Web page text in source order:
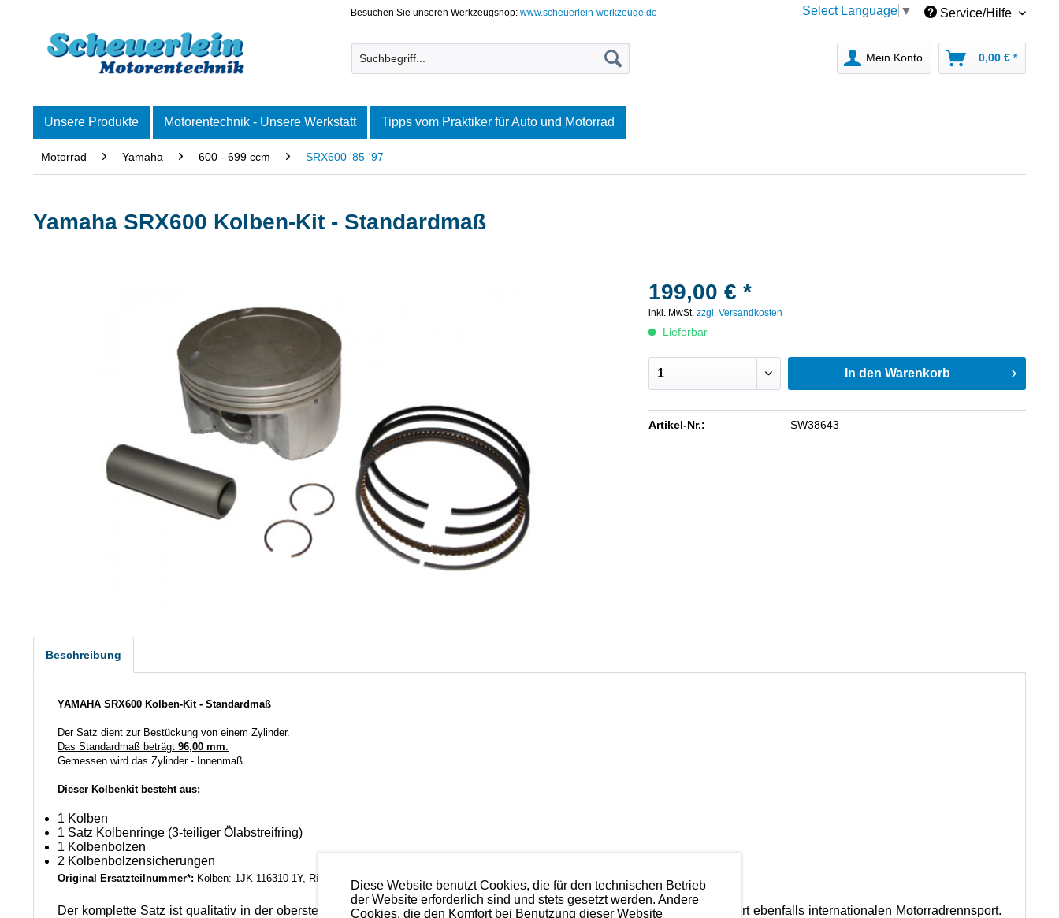
Besuchen Sie unseren Werkzeugshop:www.scheuerlein-werkzeuge.de Select Language ▼ Service/Hilfe
Mein Konto 0,00 € *
Unsere Produkte Motorentechnik - Unsere Werkstatt Tipps vom Praktiker für Auto und Motorrad
Motorrad Yamaha 600 - 699 ccm SRX600 '85-'97
Yamaha SRX600 Kolben-Kit - Standardmaß
199,00 € *
inkl. MwSt.zzgl. Versandkosten
Lieferbar
In den Warenkorb
Artikel-Nr.: SW38643
Beschreibung
YAMAHA SRX600 Kolben-Kit - Standardmaß
Der Satz dient zur Bestückung von einem Zylinder.
Das Standardmaß beträgt 96,00 mm.
Gemessen wird das Zylinder - Innenmaß.
Dieser Kolbenkit besteht aus:
1 Kolben
1 Satz Kolbenringe (3-teiliger Ölabstreifring)
1 Kolbenbolzen
2 Kolbenbolzensicherungen
Original Ersatzteilnummer*: Kolben: 1JK-116310-1Y, Ringe: 1JK1161000, 34L-11610-40
Der komplette Satz ist qualitativ in der obersten Kategorie anzusiedeln. Der Hersteller der diese Kits für uns fertigt beliefert ebenfalls internationalen Motorradrennsport.
Diese Website benutzt Cookies, die für den technischen Betrieb
der Website erforderlich sind und stets gesetzt werden. Andere
Cookies, die den Komfort bei Benutzung dieser Website